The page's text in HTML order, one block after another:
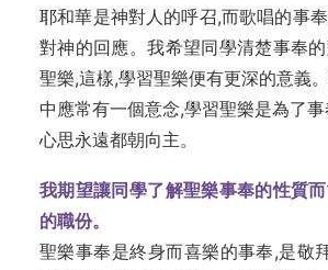
耶和華是神對人的呼召,而歌唱的事
對神的回應。我希望同學清楚事奉
聖樂,這樣,學習聖樂便有更深的意義
中應常有一個意念,學習聖樂是為了
心思永遠都朝向主。
我期望讓同學了解聖樂事奉的性質
的職份。
聖樂事奉是終身而喜樂的事奉,是敬